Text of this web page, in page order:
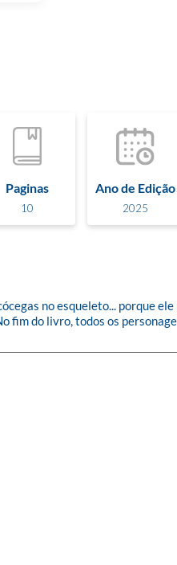
Paginas
10
Ano de Edição
2025
no esqueleto... porque
fim do livro, todos os